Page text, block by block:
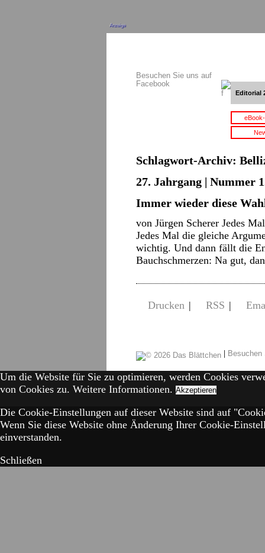
Anzeige
Besuchen Sie uns auf
Facebook
Editorial
Schlagwort-Archiv:
27. Jahrgang | Nummer
Immer wieder diese
von Jürgen Scherer Jedes
Jedes Mal die gleiche
wichtig. Und dann fällt die
Bauchschmerzen: Na gut,
Drucken | RSS |
|
Um die Website für Sie zu optimieren, werden Cookies
von Cookies zu. Weitere Informationen. Akzeptieren
Die Cookie-Einstellungen auf dieser Website sind auf
Wenn Sie diese Website ohne Änderung Ihrer Cookie-
einverstanden.
Schließen